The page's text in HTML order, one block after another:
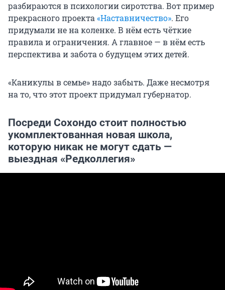
разбираются в психологии сиротства. Вот пример
прекрасного проекта«Наставничество». Его
придумали не на коленке. В нём есть чёткие
правила и ограничения. А главное — в нём есть
перспектива и забота о будущем этих детей.
«Каникулы в семье» надо забыть. Даже несмотря
на то, что этот проект придумал губернатор.
Посреди Сохондо стоит полностью
укомплектованная новая школа,
которую никак не могут сдать —
выездная «Редколлегия»